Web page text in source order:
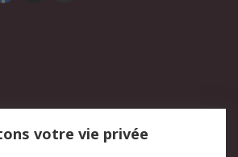
2.500 marques
votre vie privée